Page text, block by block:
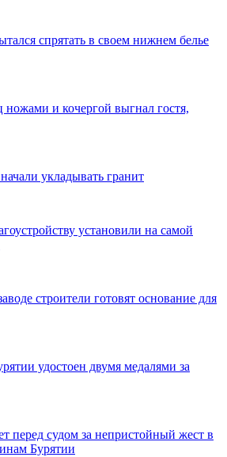
спрятать в своем нижнем белье
и кочергой выгнал гостя,
укладывать гранит
установили на самой
строители готовят основание для
удостоен двумя медалями за
перед судом за непристойный жест в
Бурятии